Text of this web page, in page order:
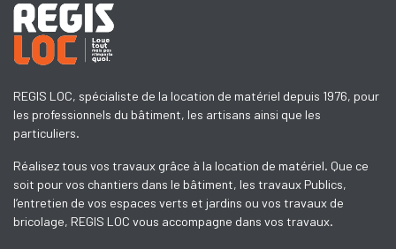
REGIS LOC, spécialiste de la location de matériel depuis 1976, pour
les professionnels du bâtiment, les artisans ainsi que les
particuliers.
Réalisez tous vos travaux grâce à la location de matériel. Que ce
soit pour vos chantiers dans le bâtiment, les travaux Publics,
l’entretien de vos espaces verts et jardins ou vos travaux de
bricolage, REGIS LOC vous accompagne dans vos travaux.